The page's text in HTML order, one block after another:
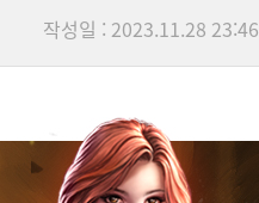
작성일 : 2023.11.28 23:46